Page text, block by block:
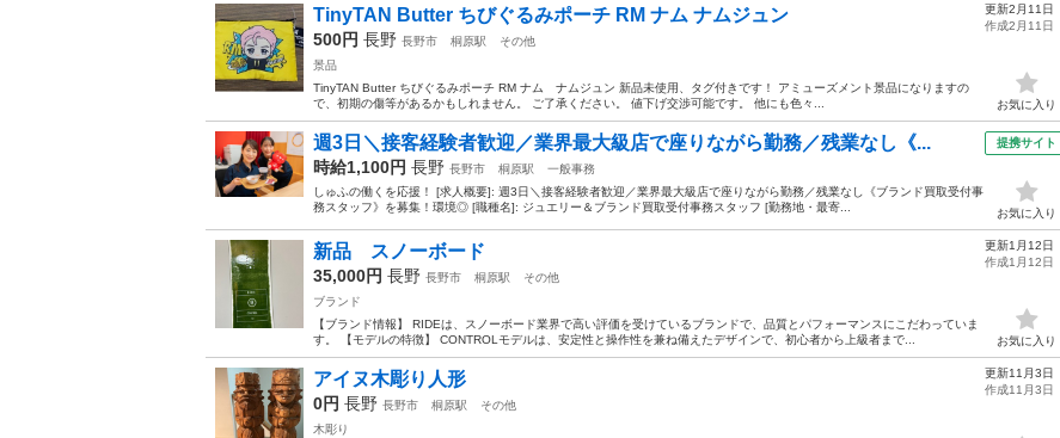
TinyTAN Butter ちびぐるみポーチ RM ナム ナムジュン
500円 長野 長野市 桐原駅
その他
景品
TinyTAN Butter ちびぐるみポーチ RM ナム ナムジュン 新品未使用、タグ付きです！ アミューズメント景品になりますの
で、初期の傷等があるかもしれません。 ご了承ください。 値下げ交渉可能です。 他にも色々...
更新2月11日
作成2月11日
お気に入り
週3日＼接客経験者歓迎／業界最大級店で座りながら勤務／残業なし《...
時給1,100円 長野 長野市 桐原駅
一般事務
しゅふの働くを応援！ [求人概要]: 週3日＼接客経験者歓迎／業界最大級店で座りながら勤務／残業なし《ブランド買取受付事
務スタッフ》を募集！環境◎ [職種名]: ジュエリー＆ブランド買取受付事務スタッフ [勤務地・最寄...
提携サイト
お気に入り
新品 スノーボード
35,000円 長野 長野市 桐原駅
その他
ブランド
【ブランド情報】 RIDEは、スノーボード業界で高い評価を受けているブランドで、品質とパフォーマンスにこだわっていま
す。 【モデルの特徴】 CONTROLモデルは、安定性と操作性を兼ね備えたデザインで、初心者から上級者まで...
更新1月12日
作成1月12日
お気に入り
アイヌ木彫り人形
0円 長野 長野市 桐原駅
その他
木彫り
更新11月3日
作成11月3日